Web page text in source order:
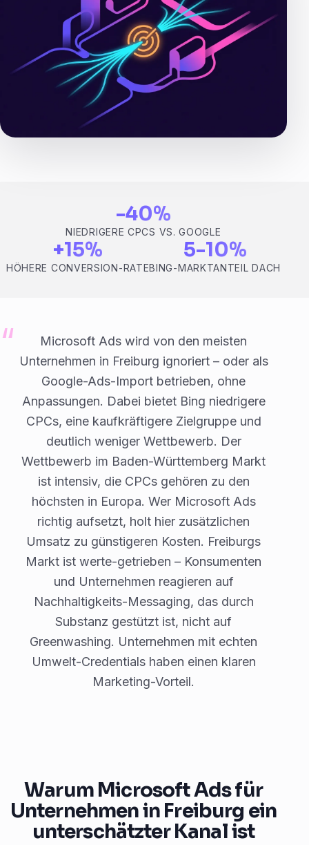
-40%
NIEDRIGERE CPCS VS. GOOGLE
+15%
HÖHERE CONVERSION-RATE
5-10%
BING-MARKTANTEIL DACH
Microsoft Ads wird von den meisten
Unternehmen in Freiburg ignoriert – oder als
Google-Ads-Import betrieben, ohne
Anpassungen. Dabei bietet Bing niedrigere
CPCs, eine kaufkräftigere Zielgruppe und
deutlich weniger Wettbewerb. Der
Wettbewerb im Baden-Württemberg Markt
ist intensiv, die CPCs gehören zu den
höchsten in Europa. Wer Microsoft Ads
richtig aufsetzt, holt hier zusätzlichen
Umsatz zu günstigeren Kosten. Freiburgs
Markt ist werte-getrieben – Konsumenten
und Unternehmen reagieren auf
Nachhaltigkeits-Messaging, das durch
Substanz gestützt ist, nicht auf
Greenwashing. Unternehmen mit echten
Umwelt-Credentials haben einen klaren
Marketing-Vorteil.
Warum Microsoft Ads für
Unternehmen in Freiburg ein
unterschätzter Kanal ist